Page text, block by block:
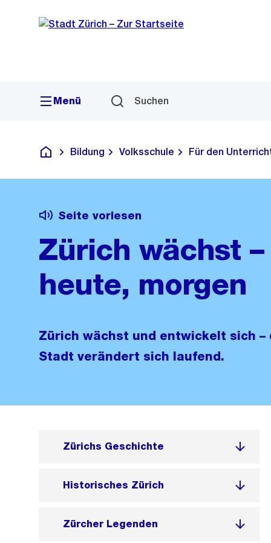
Navigation
Sprunglink
Menü Suchen
Deutsch
Bildung Volksschule Für den
Seite vorlesen
Zürich wächst
heute, morgen
Zürich wächst und entwickelt sich –
Stadt verändert sich laufend.
Zürichs Geschichte
Historisches Zürich
Zürcher Legenden